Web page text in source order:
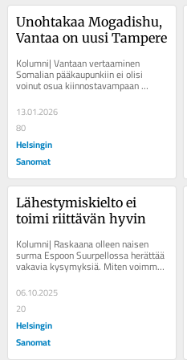
Unohtakaa Mogadishu,
Vantaa on uusi Tampere
Kolumni| Vantaan vertaaminen
Somalian pääkaupunkiin ei olisi
voinut osua kiinnostavampaan
ajankohtaan. Oletteko huomanneet,
mitä Vantaalla tapahtuu...
13.01.2026
80
Helsingin
Sanomat
Lähestymis­kielto ei
toimi riittävän hyvin
Kolumni| Raskaana olleen naisen
surma Espoon Suurpellossa herättää
vakavia kysymyksiä. Miten voimme
epäonnistua näin hirveällä tavalla...
06.10.2025
20
Helsingin
Sanomat